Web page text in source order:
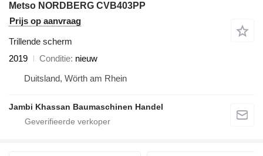
Metso NORDBERG CVB403PP
Prijs op aanvraag
Trillende scherm
2019
Conditie nieuw
Duitsland, Wörth am Rhein
Jambi Khassan Baumaschinen Handel